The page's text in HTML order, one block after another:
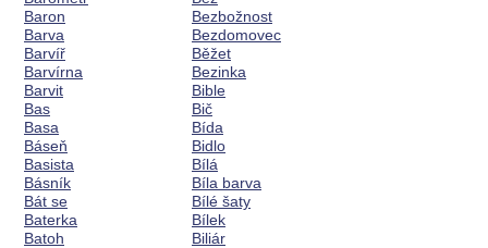
Baron
Barva
Barvíř
Barvírna
Barvit
Bas
Basa
Báseň
Basista
Básník
Bát se
Baterka
Batoh
Bezbožnost
Bezdomovec
Běžet
Bezinka
Bible
Bič
Bída
Bidlo
Bílá
Bíla barva
Bílé šaty
Bílek
Biliár